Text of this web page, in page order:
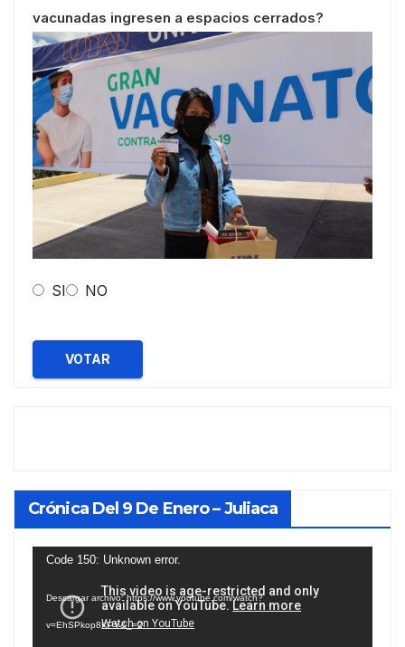
vacunadas ingresen a espacios cerrados?
SI NO
VOTAR
Crónica Del 9 De Enero – Juliaca
Reproductor
vídeo
Code 150: Unknown error.
Descargar archivo: https://www.youtube.com/watch?
v=EhSPkop8KPY&_=2